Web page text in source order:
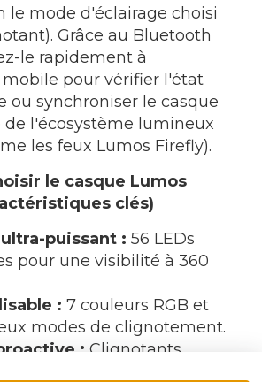
le mode d'éclairage choisi
Grâce au Bluetooth
le rapidement à
pour vérifier l'état
ou synchroniser le casque
de l'écosystème lumineux
les feux Lumos Firefly).
le casque Lumos
clés)
puissant : 56 LEDs
pour une visibilité à 360
: 7 couleurs RGB et
modes de clignotement.
: Clignotants
contrôlables au guidon.